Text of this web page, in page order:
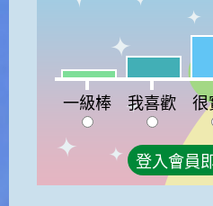
一級棒:8%
我喜歡:22%
很
一級棒
我喜歡 很
登入會員